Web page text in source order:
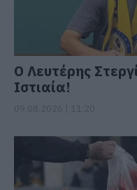
Ο Λευτέρης
Ιστιαία!